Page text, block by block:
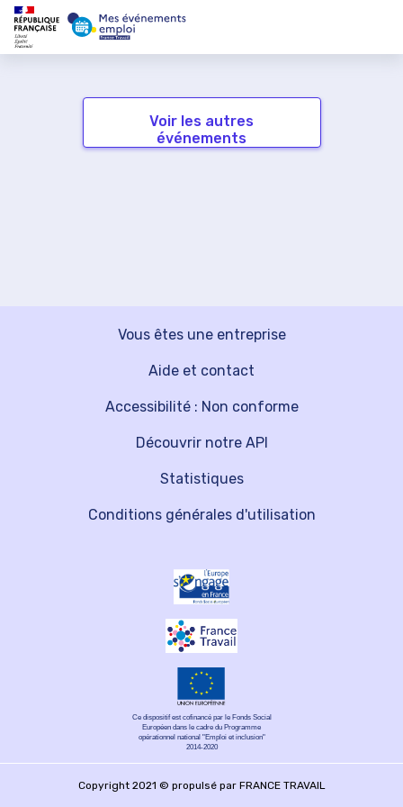
Voir les autres
événements
Vous êtes une entreprise
Découvrir notre API
Aide et contact
Statistiques
Accessibilité : Non conforme
Conditions générales d'utilisation
Ce dispositif est cofinancé par le Fonds Social
Européen dans le cadre du Programme
opérationnel national "Emploi et inclusion"
2014-2020
Copyright 2021 © propulsé par FRANCE TRAVAIL